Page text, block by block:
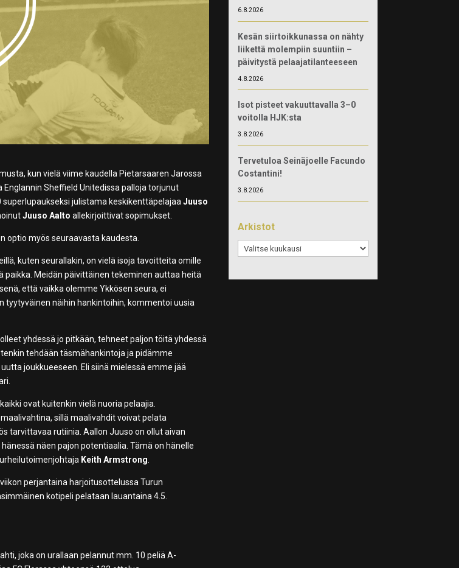
kun vielä viime kaudella Pietarsaaren Jarossa
Englannin Sheffield Unitedissa palloja torjunut
superlupaukseksi julistama keskikenttäpelajaaJuuso
Juuso Aalto allekirjoittivat sopimukset.
optio myös seuraavasta kaudesta.
kuten seurallakin, on vielä isoja tavoitteita omille
paikka. Meidän päivittäinen tekeminen auttaa heitä
että vaikka olemme Ykkösen seura, ei
tyytyväinen näihin hankintoihin, kommentoi uusia
yhdessä jo pitkään, tehneet paljon töitä yhdessä
tehdään täsmähankintoja ja pidämme
joukkueeseen. Eli siinä mielessä emme jää
ovat kuitenkin vielä nuoria pelaajia.
sillä maalivahdit voivat pelata
tarvittavaa rutiinia. Aallon Juuso on ollut aivan
näen pajon potentiaalia. Tämä on hänelle
Keith Armstrong.
perjantaina harjoitusottelussa Turun
kotipeli pelataan lauantaina 4.5.
joka on urallaan pelannut mm. 10 peliä A-
6.8.2026
Kesän siirtoikkunassa on nähty
liikettä molempiin suuntiin –
päivitystä pelaajatilanteeseen
4.8.2026
Isot pisteet vakuuttavalla 3–0
voitolla HJK:sta
3.8.2026
Tervetuloa Seinäjoelle Facundo
Costantini!
3.8.2026
Arkistot
Arkistot